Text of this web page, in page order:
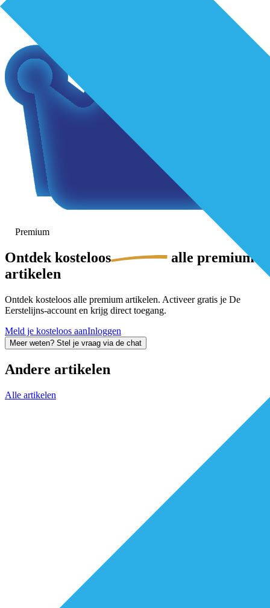
Premium
Ontdek kosteloos
alle premium-
artikelen
Ontdek kosteloos alle premium artikelen. Activeer gratis je De
Eerstelijns-account en krijg direct toegang.
Meld je kosteloos aanInloggen
Meer weten? Stel je vraag via de chat
Andere artikelen
Alle artikelen